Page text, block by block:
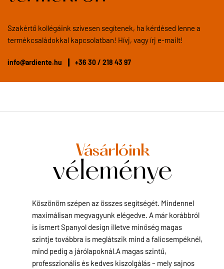
Szakértő kollégáink szívesen segítenek, ha kérdésed lenne a
termékcsaládokkal kapcsolatban! Hívj, vagy írj e-mailt!
info@ardiente.hu +36 30 / 218 43 97
Vásárlóink
véleménye
Köszönöm szépen az összes segítségét. Mindennel
maximálisan megvagyunk elégedve. A már korábbról
is ismert Spanyol design illetve minőség magas
szintje továbbra is meglátszik mind a falicsempéknél,
mind pedig a járólapoknál.A magas szintű,
professzionális és kedves kiszolgálás – mely sajnos